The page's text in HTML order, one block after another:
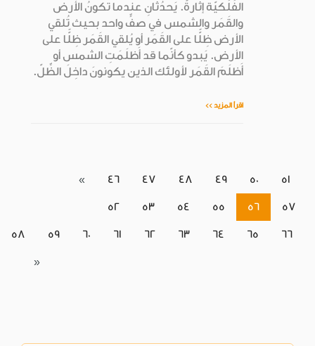
الفَلَكيّة إثارةً. يَحدُثانِ عندما تكونُ الأرض
والقَمَر والشمس في صفٍّ واحد بحيث تُلقي
الأرض ظِلًّا على القَمَر أو يُلقي القَمَر ظِلًّا على
الأرض. يَبدو كأنّما قد أَظلَمَتِ الشمس أو
أَظلَمَ القَمَر لأولئك الذين يكونونَ داخِلَ الظِّلّ.
اقرأ المزيد >>
« 46 47 48 49 50 51
52 53 54 55 56 57
58 59 60 61 62 63 64 65 66
»